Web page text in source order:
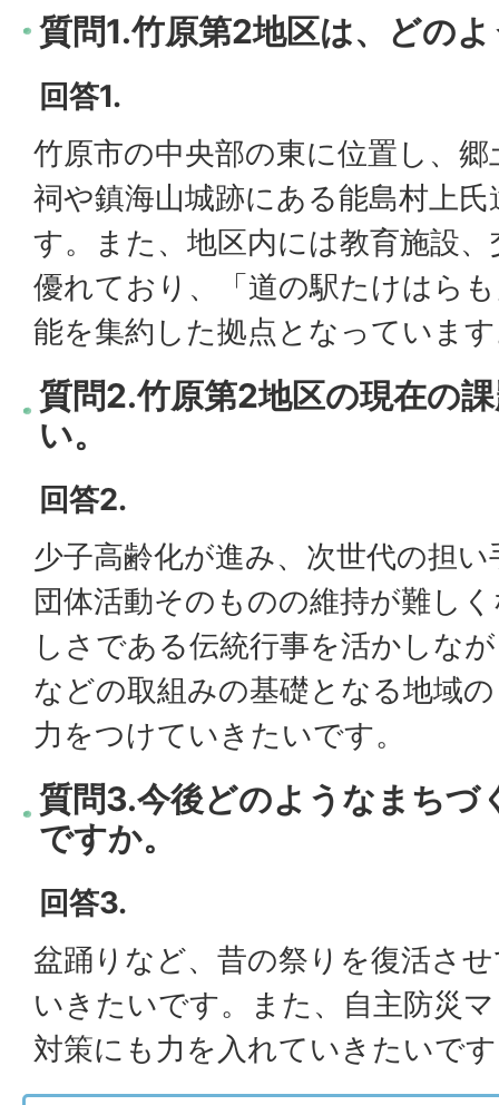
質問1.竹原第2地区は、どの
回答1.
竹原市の中央部の東に位置し、
祠や鎮海山城跡にある能島村上
す。また、地区内には教育施設
優れており、「道の駅たけはら
能を集約した拠点となっていま
質問2.竹原第2地区の現在の
い。
回答2.
少子高齢化が進み、次世代の担
団体活動そのものの維持が難し
しさである伝統行事を活かしな
などの取組みの基礎となる地域
力をつけていきたいです。
質問3.今後どのようなまちづ
ですか。
回答3.
盆踊りなど、昔の祭りを復活さ
いきたいです。また、自主防災
対策にも力を入れていきたいで